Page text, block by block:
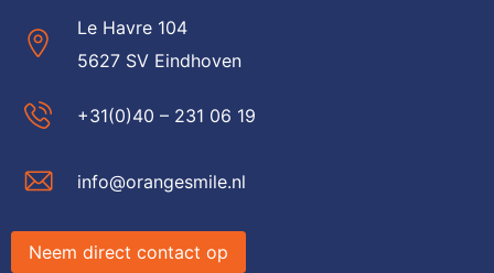
Le Havre 104
5627 SV Eindhoven
+31(0)40 – 231 06 19
info@orangesmile.nl
Neem direct contact op